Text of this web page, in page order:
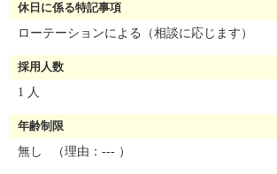
休日に係る特記事項
ローテーションによる（相談に応じます）
採用人数
1 人
年齢制限
無し
（理由：--- ）